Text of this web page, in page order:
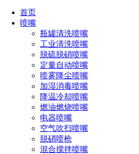
首页
喷嘴
瓶罐清洗喷嘴
工业清洗喷嘴
脱硫脱硝喷嘴
定量自动喷嘴
喷雾降尘喷嘴
加湿消毒喷嘴
降温冷却喷嘴
燃油燃烧喷嘴
电器喷嘴
空气吹扫喷嘴
脱硝喷枪
混合搅拌喷嘴